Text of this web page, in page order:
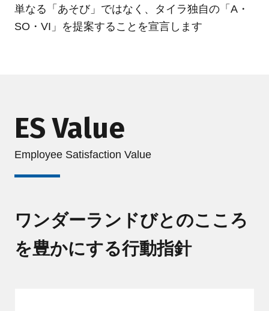
単なる「あそび」ではなく、タイラ独自の「A・
SO・VI」を提案することを宣言します
ES Value
Employee Satisfaction Value
ワンダーランドびとのこころ
を豊かにする行動指針